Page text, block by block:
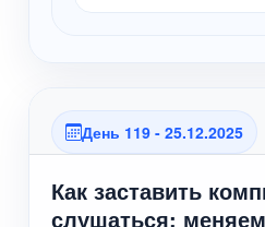
День 119 - 25.12.2025
Как заставить
слушаться: